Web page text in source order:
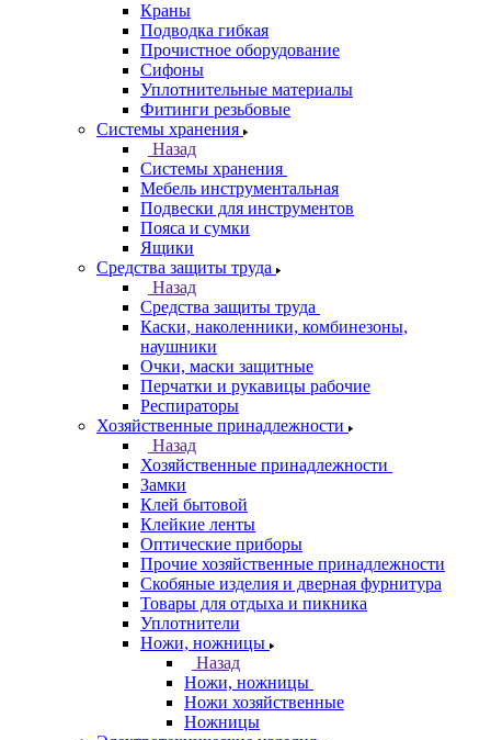
Краны
Подводка гибкая
Прочистное оборудование
Сифоны
Уплотнительные материалы
Фитинги резьбовые
Системы хранения
Назад
Системы хранения
Мебель инструментальная
Подвески для инструментов
Пояса и сумки
Ящики
Средства защиты труда
Назад
Средства защиты труда
Каски, наколенники, комбинезоны,
наушники
Очки, маски защитные
Перчатки и рукавицы рабочие
Респираторы
Хозяйственные принадлежности
Назад
Хозяйственные принадлежности
Замки
Клей бытовой
Клейкие ленты
Оптические приборы
Прочие хозяйственные принадлежности
Скобяные изделия и дверная фурнитура
Товары для отдыха и пикника
Уплотнители
Ножи, ножницы
Назад
Ножи, ножницы
Ножи хозяйственные
Ножницы